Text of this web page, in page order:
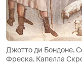
Джотто ди Бондоне.
Фреска. Капелла